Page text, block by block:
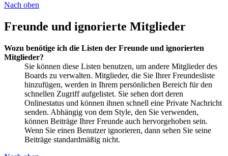
Nach oben
Freunde und ignorierte Mitglieder
Wozu benötige ich die Listen der Freunde und ignorierten
Mitglieder?
Sie können diese Listen benutzen, um andere Mitglieder des
Boards zu verwalten. Mitglieder, die Sie Ihrer Freundesliste
hinzufügen, werden in Ihrem persönlichen Bereich für den
schnellen Zugriff aufgelistet. Sie sehen dort deren
Onlinestatus und können ihnen schnell eine Private Nachricht
senden. Abhängig von dem Style, den Sie verwenden,
können Beiträge Ihrer Freunde auch hervorgehoben sein.
Wenn Sie einen Benutzer ignorieren, dann sehen Sie seine
Beiträge standardmäßig nicht.